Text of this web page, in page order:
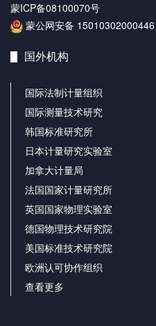
蒙ICP备08100070号
蒙公网安备 15010302000446
国外机构
国际法制计量组织
国际测量技术研究
韩国标准研究所
日本计量研究实验室
加拿大计量局
法国国家计量研究所
英国国家物理实验室
德国物理技术研究院
美国标准技术研究院
欧洲认可协作组织
查看更多